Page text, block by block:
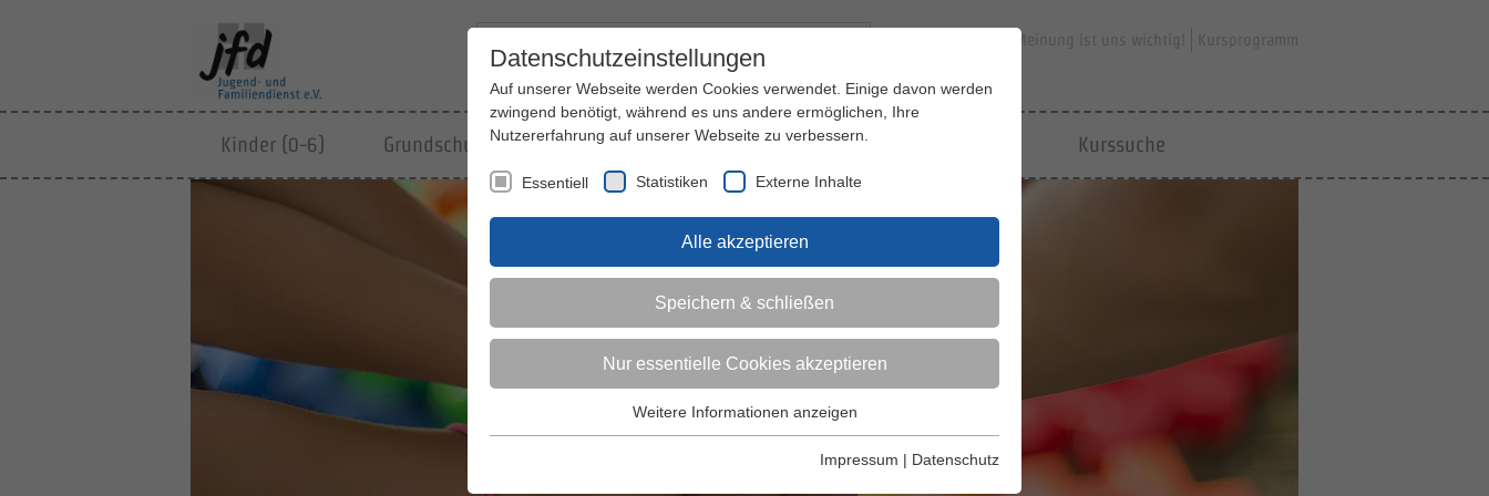
Ihre Meinung ist uns wichtig! Kursprogramm
Kinder (0-6) Grundschulkinder Jugendliche Erwachsene Kurssuche
Datenschutzeinstellungen
Auf unserer Webseite werden Cookies verwendet. Einige davon werden
zwingend benötigt, während es uns andere ermöglichen, Ihre
Nutzererfahrung auf unserer Webseite zu verbessern.
Essentiell Statistiken Externe Inhalte
Alle akzeptieren
Speichern & schließen
Nur essentielle Cookies akzeptieren
Essentielle Cookies werden für grundlegende Funktionen der
Weitere Informationen anzeigen
Impressum | Datenschutz